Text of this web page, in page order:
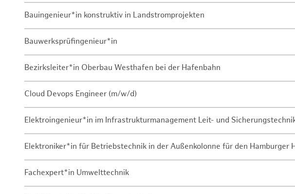
Bauingenieur*in konstruktiv in Landstromprojekten
Bauwerksprüfingenieur*in
Bezirksleiter*in Oberbau Westhafen bei der Hafenbahn
Cloud Devops Engineer (m/w/d)
Elektroingenieur*in im Infrastrukturmanagement Leit- und
Elektroniker*in für Betriebstechnik in der Außenkolonne für den Hamburger
Fachexpert*in Umwelttechnik